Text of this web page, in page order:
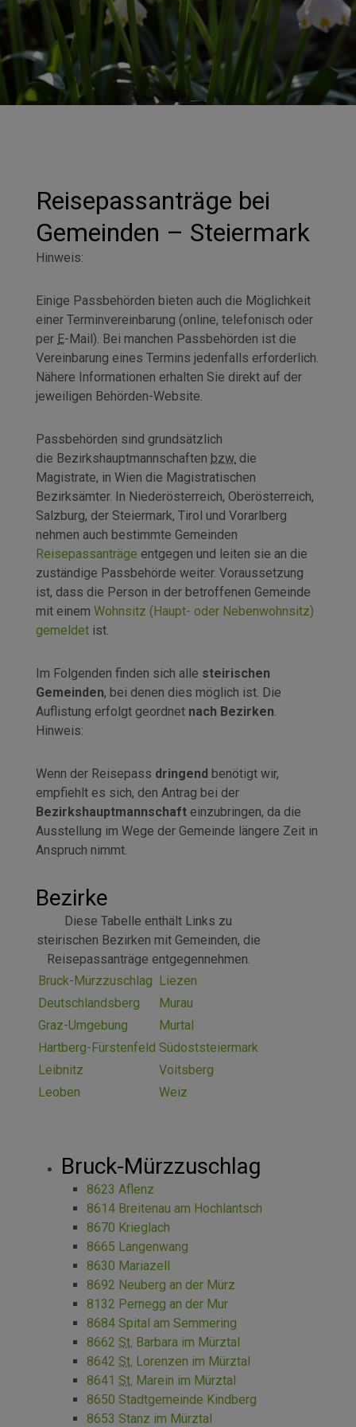
Reisepassanträge bei
Gemeinden – Steiermark
Hinweis:
Einige Passbehörden bieten auch die Möglichkeit
einer Terminvereinbarung (online, telefonisch oder
per E-Mail). Bei manchen Passbehörden ist die
Vereinbarung eines Termins jedenfalls erforderlich.
Nähere Informationen erhalten Sie direkt auf der
jeweiligen Behörden-Website.
Passbehörden sind grundsätzlich
die Bezirkshauptmannschaften bzw. die
Magistrate, in Wien die Magistratischen
Bezirksämter. In Niederösterreich, Oberösterreich,
Salzburg, der Steiermark, Tirol und Vorarlberg
nehmen auch bestimmte Gemeinden
Reisepassanträge entgegen und leiten sie an die
zuständige Passbehörde weiter. Voraussetzung
ist, dass die Person in der betroffenen Gemeinde
mit einem Wohnsitz (Haupt- oder Nebenwohnsitz)
gemeldet ist.
Im Folgenden finden sich alle steirischen
Gemeinden, bei denen dies möglich ist. Die
Auflistung erfolgt geordnet nach Bezirken.
Hinweis:
Wenn der Reisepass dringend benötigt wir,
empfiehlt es sich, den Antrag bei der
Bezirkshauptmannschaft einzubringen, da die
Ausstellung im Wege der Gemeinde längere Zeit in
Anspruch nimmt.
Bezirke
Diese Tabelle enthält Links zu
steirischen Bezirken mit Gemeinden, die
Reisepassanträge entgegennehmen.
Bruck-Mürzzuschlag Liezen
Deutschlandsberg
Murau
Graz-Umgebung
Murtal
Hartberg-Fürstenfeld Südoststeiermark
Leibnitz
Voitsberg
Leoben
Weiz
Bruck-Mürzzuschlag
8623 Aflenz
8614 Breitenau am Hochlantsch
8670 Krieglach
8665 Langenwang
8630 Mariazell
8692 Neuberg an der Mürz
8132 Pernegg an der Mur
8684 Spital am Semmering
8662 St. Barbara im Mürztal
8642 St. Lorenzen im Mürztal
8641 St. Marein im Mürztal
8650 Stadtgemeinde Kindberg
8653 Stanz im Mürztal